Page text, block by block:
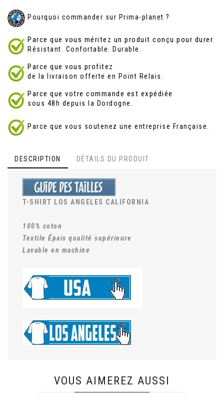
Pourquoi commander sur Prima-planet ?
Parce que vous méritez un produit conçu pour durer.
Résistant. Confortable. Durable.
Parce que vous profitez
de la livraison offerte en Point Relais.
Parce que votre commande est expédiée
sous 48h depuis la Dordogne.
Parce que vous soutenez une entreprise Française.
DESCRIPTION DÉTAILS DU PRODUIT
T-SHIRT LOS ANGELES CALIFORNIA
100% coton
Textile Épais qualité supérieure
Lavable en machine
VOUS AIMEREZ AUSSI